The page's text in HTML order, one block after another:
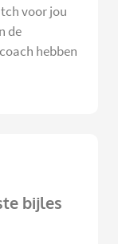
voor jou
de
hebben
bijles